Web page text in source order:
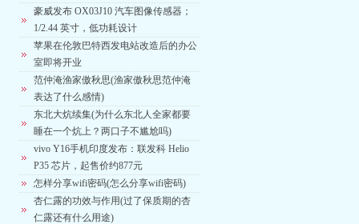
豪威发布 OX03J10 汽车图像传感器；
1/2.44 英寸，低功耗设计
苹果在伦敦巴特西发电站改造后的办公
室即将开业
范仲淹渔家傲秋思(渔家傲秋思范仲淹
表达了什么感情)
东北大炕续集(为什么东北人全家都要
睡在一个炕上？两口子不尴尬吗)
vivo Y16手机印度发布：联发科 Helio
P35 芯片，起售价约877元
怎样分享wifi密码(怎么分享wifi密码)
杏仁露的功效与作用(过了保质期的杏
仁露还有什么用途)